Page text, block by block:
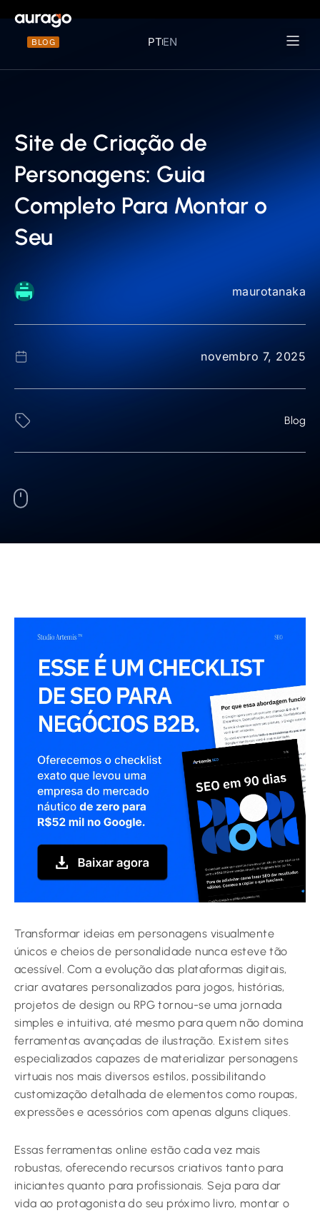
BLOG PTEN
Site de Criação de
Personagens: Guia
Completo Para Montar o
Seu
maurotanaka
novembro 7, 2025
Blog
Transformar ideias em personagens visualmente
únicos e cheios de personalidade nunca esteve tão
acessível. Com a evolução das plataformas digitais,
criar avatares personalizados para jogos, histórias,
projetos de design ou RPG tornou-se uma jornada
simples e intuitiva, até mesmo para quem não domina
ferramentas avançadas de ilustração. Existem sites
especializados capazes de materializar personagens
virtuais nos mais diversos estilos, possibilitando
customização detalhada de elementos como roupas,
expressões e acessórios com apenas alguns cliques.
Essas ferramentas online estão cada vez mais
robustas, oferecendo recursos criativos tanto para
iniciantes quanto para profissionais. Seja para dar
vida ao protagonista do seu próximo livro, montar o